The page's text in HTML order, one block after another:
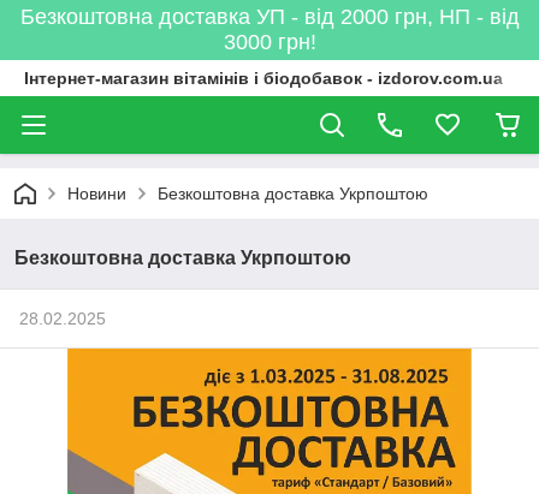
Безкоштовна доставка УП - від 2000 грн, НП - від
3000 грн!
Інтернет-магазин вітамінів і біодобавок - izdorov.com.ua
Новини Безкоштовна доставка Укрпоштою
Безкоштовна доставка Укрпоштою
28.02.2025